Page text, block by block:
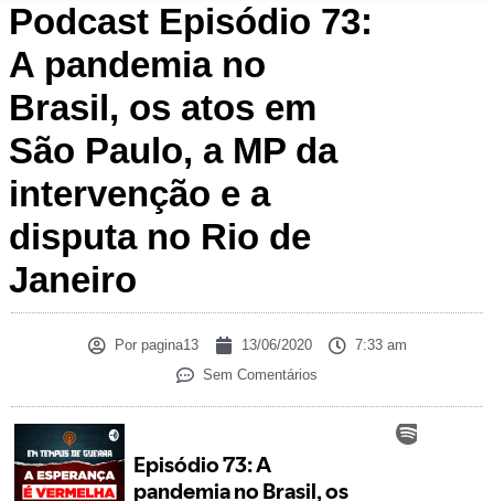
Podcast Episódio 73:
A pandemia no
Brasil, os atos em
São Paulo, a MP da
intervenção e a
disputa no Rio de
Janeiro
Porpagina13 13/06/2020
7:33 am
Sem Comentários